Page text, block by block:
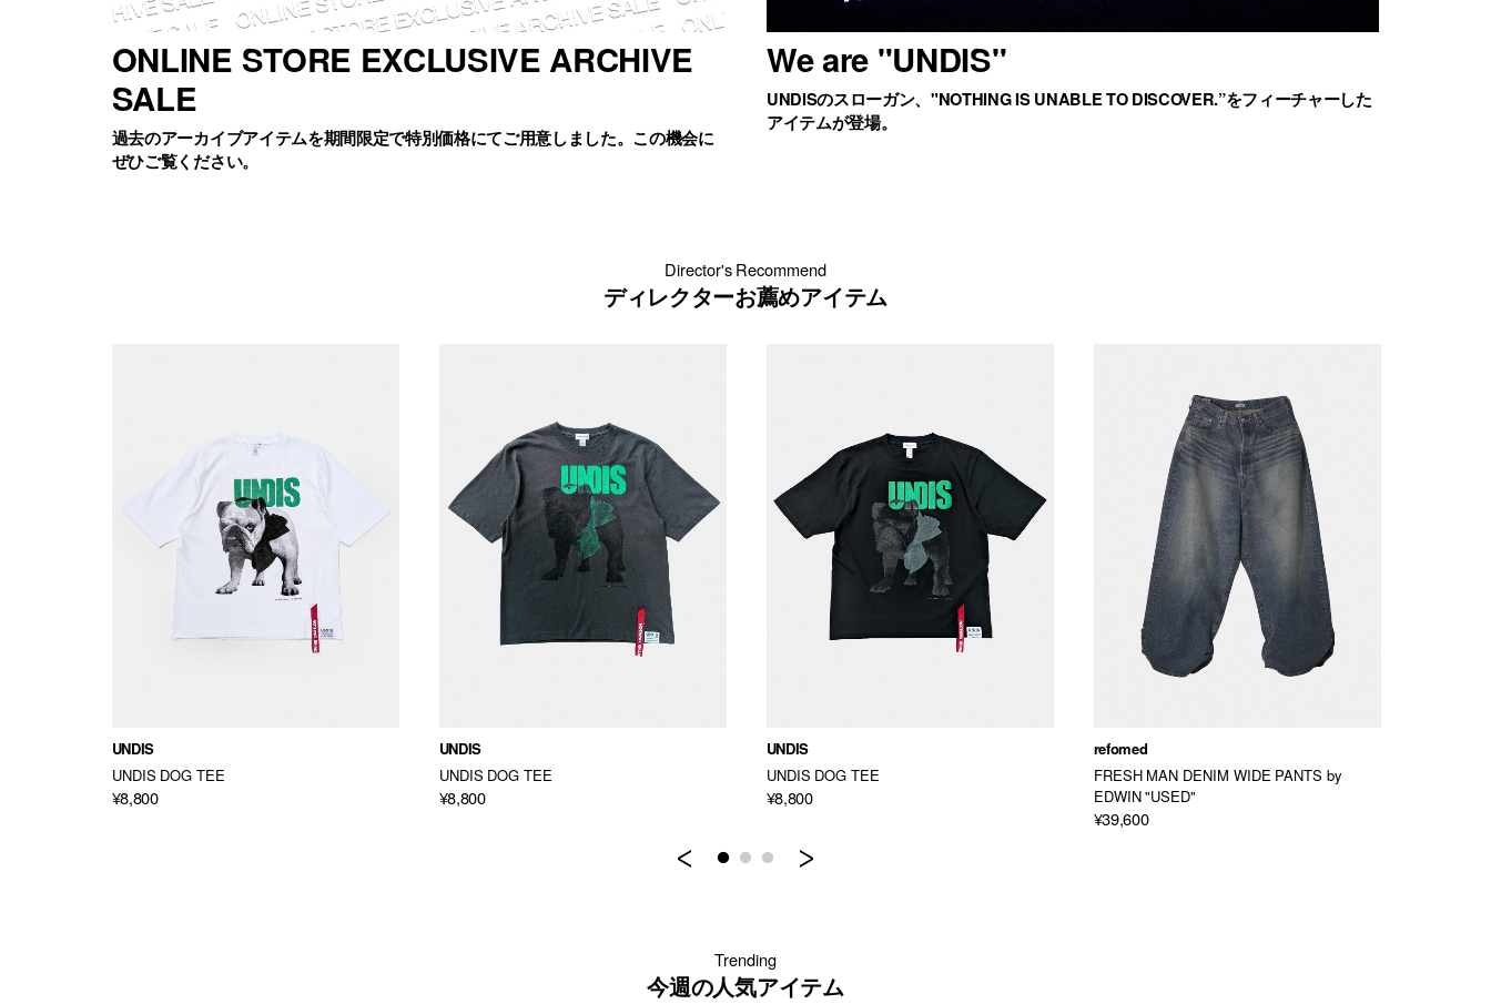
ONLINE STORE EXCLUSIVE ARCHIVE
SALE
過去のアーカイブアイテムを期間限定で特別価格にてご用意しました。この機会に
ぜひご覧ください。
We are "UNDIS"
UNDISのスローガン、"NOTHING IS UNABLE TO DISCOVER.”をフィーチャーした
アイテムが登場。
Director's Recommend
ディレクターお薦めアイテム
Previous
UNDIS
UNDIS DOG TEE
¥8,800
UNDIS
UNDIS DOG TEE
¥8,800
UNDIS
UNDIS DOG TEE
¥8,800
refomed
FRESH MAN DENIM WIDE PANTS by
EDWIN "USED"
¥39,600
Next
Trending
今週の人気アイテム